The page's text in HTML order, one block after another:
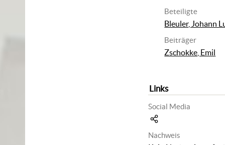
Beteiligte
Bleuler, Johann
Beiträger
Zschokke, Emil
Links
Social Media
Nachweis